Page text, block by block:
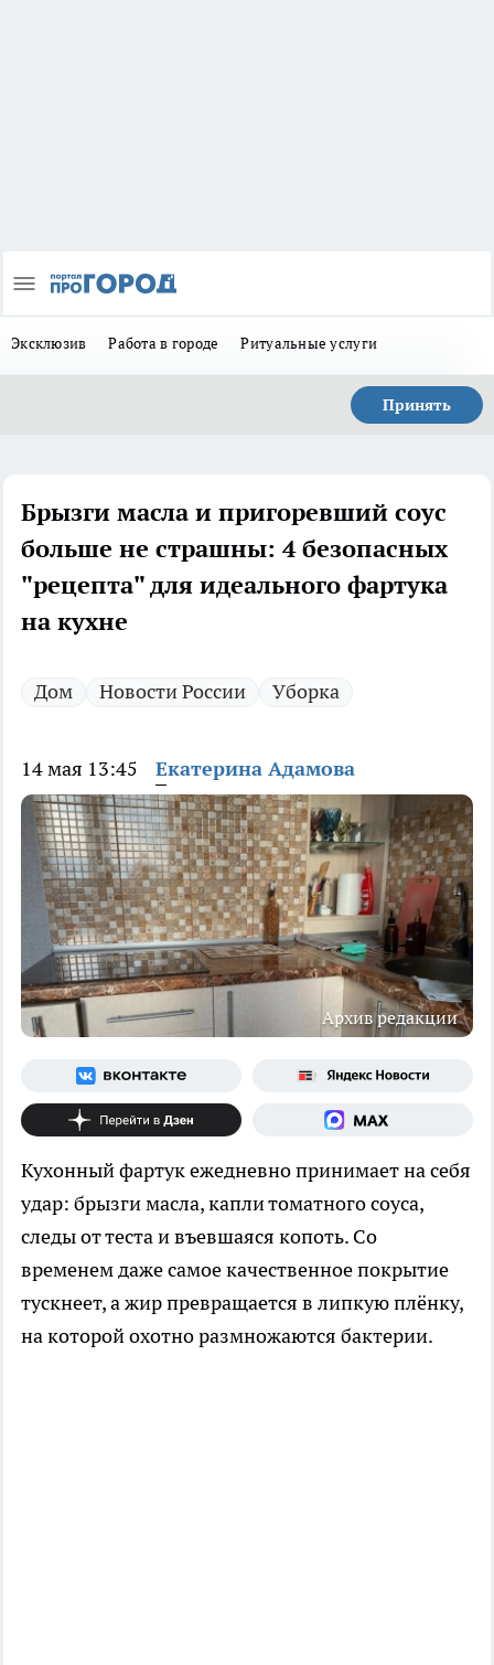
Эксклюзив Работа в городе Ритуальные услуги
Принять
Брызги масла и пригоревший соус
больше не страшны: 4 безопасных
"рецепта" для идеального фартука
на кухне
Дом Новости России Уборка
14 мая 13:45 Екатерина Адамова
Архив редакции
Кухонный фартук ежедневно принимает на себя
удар: брызги масла, капли томатного соуса,
следы от теста и въевшаяся копоть. Со
временем даже самое качественное покрытие
тускнеет, а жир превращается в липкую плёнку,
на которой охотно размножаются бактерии.